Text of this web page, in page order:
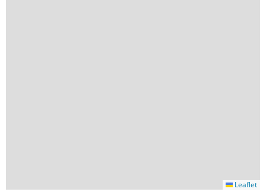
Leaflet